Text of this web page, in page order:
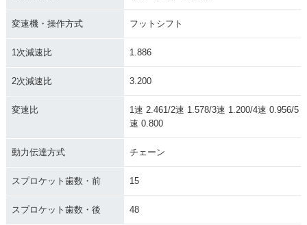
変速機・操作方式 フットシフト
1次減速比 1.886
2次減速比 3.200
変速比
1速 2.461/2速 1.578/3速 1.200/4速 0.956/5
速 0.800
動力伝達方式 チェーン
スプロケット歯数・前 15
スプロケット歯数・後 48